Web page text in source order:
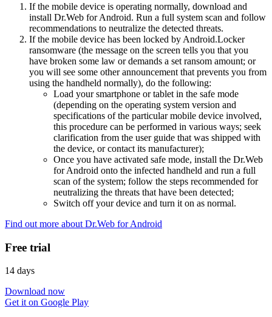
If the mobile device is operating normally, download and
install Dr.Web for Android. Run a full system scan and follow
recommendations to neutralize the detected threats.
If the mobile device has been locked by Android.Locker
ransomware (the message on the screen tells you that you
have broken some law or demands a set ransom amount; or
you will see some other announcement that prevents you from
using the handheld normally), do the following:
Load your smartphone or tablet in the safe mode
(depending on the operating system version and
specifications of the particular mobile device involved,
this procedure can be performed in various ways; seek
clarification from the user guide that was shipped with
the device, or contact its manufacturer);
Once you have activated safe mode, install the Dr.Web
for Android onto the infected handheld and run a full
scan of the system; follow the steps recommended for
neutralizing the threats that have been detected;
Switch off your device and turn it on as normal.
Find out more about Dr.Web for Android
Free trial
14 days
Download now
Get it on Google Play